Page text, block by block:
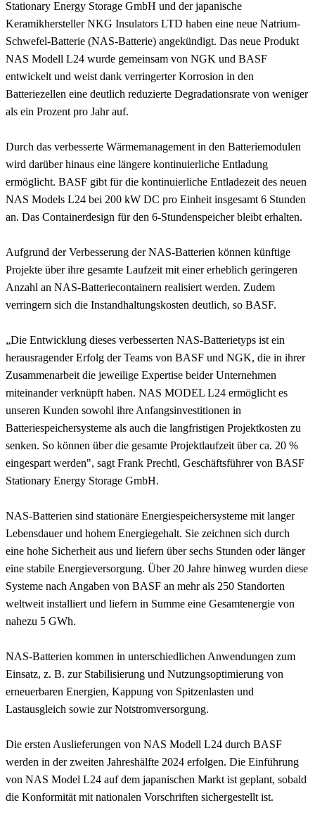
Stationary Energy Storage GmbH und der japanische
Keramikhersteller NKG Insulators LTD haben eine neue Natrium-
Schwefel-Batterie (NAS-Batterie) angekündigt. Das neue Produkt
NAS Modell L24 wurde gemeinsam von NGK und BASF
entwickelt und weist dank verringerter Korrosion in den
Batteriezellen eine deutlich reduzierte Degradationsrate von weniger
als ein Prozent pro Jahr auf.
Durch das verbesserte Wärmemanagement in den Batteriemodulen
wird darüber hinaus eine längere kontinuierliche Entladung
ermöglicht. BASF gibt für die kontinuierliche Entladezeit des neuen
NAS Models L24 bei 200 kW DC pro Einheit insgesamt 6 Stunden
an. Das Containerdesign für den 6-Stundenspeicher bleibt erhalten.
Aufgrund der Verbesserung der NAS-Batterien können künftige
Projekte über ihre gesamte Laufzeit mit einer erheblich geringeren
Anzahl an NAS-Batteriecontainern realisiert werden. Zudem
verringern sich die Instandhaltungskosten deutlich, so BASF.
„Die Entwicklung dieses verbesserten NAS-Batterietyps ist ein
herausragender Erfolg der Teams von BASF und NGK, die in ihrer
Zusammenarbeit die jeweilige Expertise beider Unternehmen
miteinander verknüpft haben. NAS MODEL L24 ermöglicht es
unseren Kunden sowohl ihre Anfangsinvestitionen in
Batteriespeichersysteme als auch die langfristigen Projektkosten zu
senken. So können über die gesamte Projektlaufzeit über ca. 20 %
eingespart werden", sagt Frank Prechtl, Geschäftsführer von BASF
Stationary Energy Storage GmbH.
NAS-Batterien sind stationäre Energiespeichersysteme mit langer
Lebensdauer und hohem Energiegehalt. Sie zeichnen sich durch
eine hohe Sicherheit aus und liefern über sechs Stunden oder länger
eine stabile Energieversorgung. Über 20 Jahre hinweg wurden diese
Systeme nach Angaben von BASF an mehr als 250 Standorten
weltweit installiert und liefern in Summe eine Gesamtenergie von
nahezu 5 GWh.
NAS-Batterien kommen in unterschiedlichen Anwendungen zum
Einsatz, z. B. zur Stabilisierung und Nutzungsoptimierung von
erneuerbaren Energien, Kappung von Spitzenlasten und
Lastausgleich sowie zur Notstromversorgung.
Die ersten Auslieferungen von NAS Modell L24 durch BASF
werden in der zweiten Jahreshälfte 2024 erfolgen. Die Einführung
von NAS Model L24 auf dem japanischen Markt ist geplant, sobald
die Konformität mit nationalen Vorschriften sichergestellt ist.